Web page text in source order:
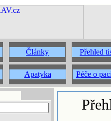
Články Přehled
Apatyka Péče o